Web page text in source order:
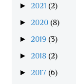
► 2021 (2)
► 2020 (8)
► 2019 (3)
► 2018 (2)
► 2017 (6)